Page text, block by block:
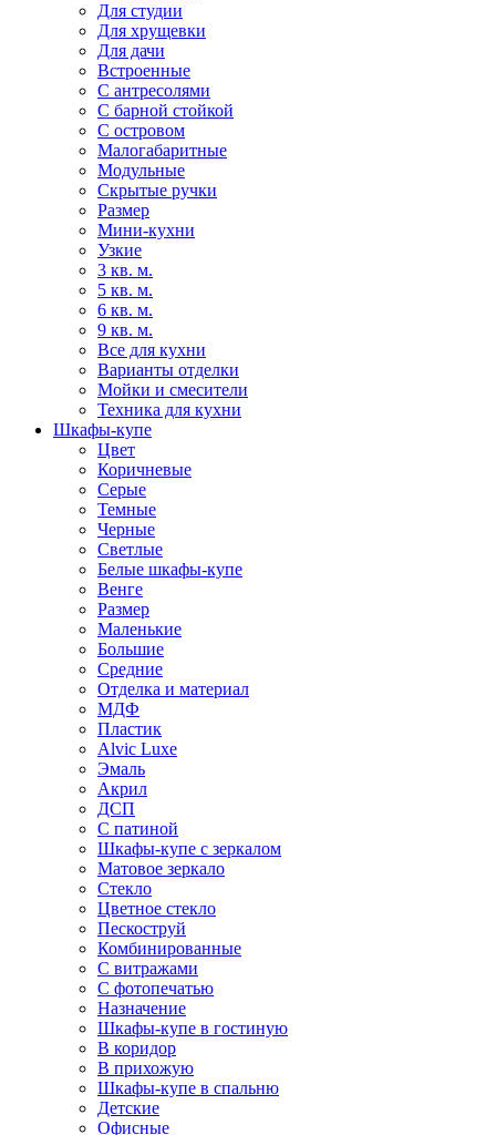
Для студии
Для хрущевки
Для дачи
Встроенные
С антресолями
С барной стойкой
С островом
Малогабаритные
Модульные
Скрытые ручки
Размер
Мини-кухни
Узкие
3 кв. м.
5 кв. м.
6 кв. м.
9 кв. м.
Все для кухни
Варианты отделки
Мойки и смесители
Техника для кухни
Шкафы-купе
Цвет
Коричневые
Серые
Темные
Черные
Светлые
Белые шкафы-купе
Венге
Размер
Маленькие
Большие
Средние
Отделка и материал
МДФ
Пластик
Alvic Luxe
Эмаль
Акрил
ДСП
С патиной
Шкафы-купе с зеркалом
Матовое зеркало
Стекло
Цветное стекло
Пескоструй
Комбинированные
С витражами
С фотопечатью
Назначение
Шкафы-купе в гостиную
В коридор
В прихожую
Шкафы-купе в спальню
Детские
Офисные